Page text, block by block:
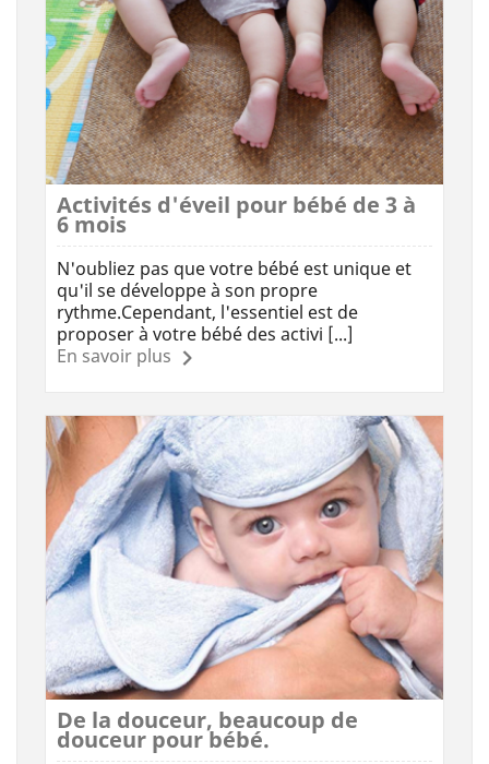
Activités d'éveil pour bébé de 3 à
6 mois
N'oubliez pas que votre bébé est unique et
qu'il se développe à son propre
rythme.Cependant, l'essentiel est de
proposer à votre bébé des activi [...]
En savoir plus
De la douceur, beaucoup de
douceur pour bébé.